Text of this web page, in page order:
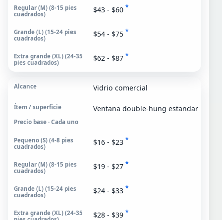
$43 - $60 *
$54 - $75 *
$62 - $87 *
Vidrio comercial
Ventana double-hung estandar
Precio base · Cada uno
$16 - $23 *
$19 - $27 *
$24 - $33 *
$28 - $39 *